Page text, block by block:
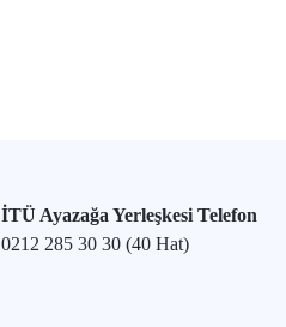
İTÜ Ayazağa Yerleşkesi Telefon
0212 285 30 30 (40 Hat)